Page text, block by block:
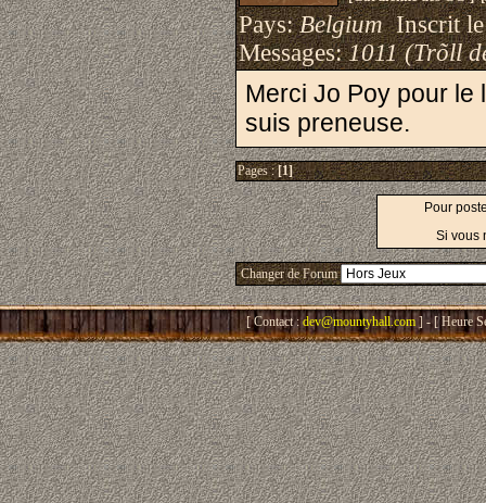
Pays:BelgiumInscrit
Messages:1011 (Trõll
Merci Jo Poy pour le
suis preneuse.
Pages :[1]
Pour
Si vous
Changer de Forum
[ Contact : dev@mountyhall.com ] - [ Heure